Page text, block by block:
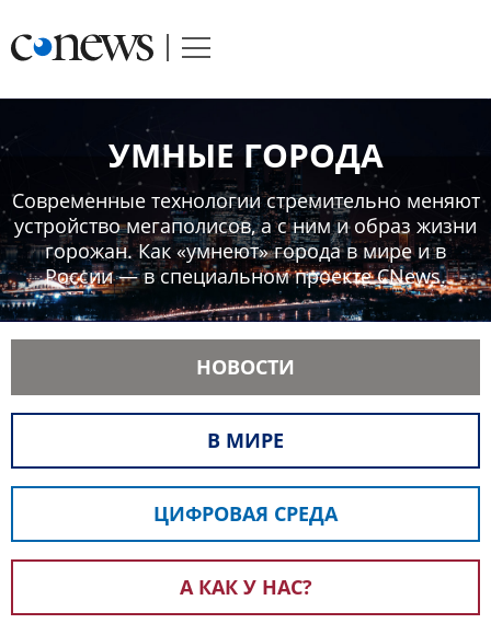
УМНЫЕ ГОРОДА
Современные технологии стремительно меняют
устройство мегаполисов, а с ним и образ жизни
горожан. Как «умнеют» города в мире и в
России — в специальном проекте CNews.
НОВОСТИ
В МИРЕ
ЦИФРОВАЯ СРЕДА
А КАК У НАС?